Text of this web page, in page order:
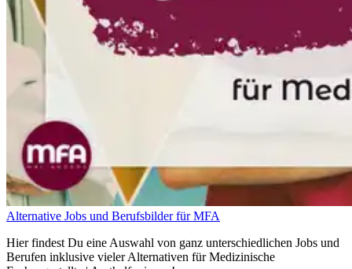
Alternative Jobs und Berufsbilder für MFA
Hier findest Du eine Auswahl von ganz unterschiedlichen Jobs und
Berufen inklusive vieler Alternativen für Medizinische